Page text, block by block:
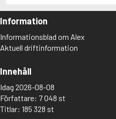
Adelborg, Ottilia
Adichie, Chimamanda Ngozi
Adiga, Aravind
Adnan, Etel
Adolfsson, Eva
Adolfsson, Evert
Adolfsson, Gunnar
Adolfsson, Josefine
Information
Informationsblad om Alex
Aktuell driftinformation
Innehåll
Idag 2026-08-08
Författare: 7 048 st
Titlar: 185 328 st